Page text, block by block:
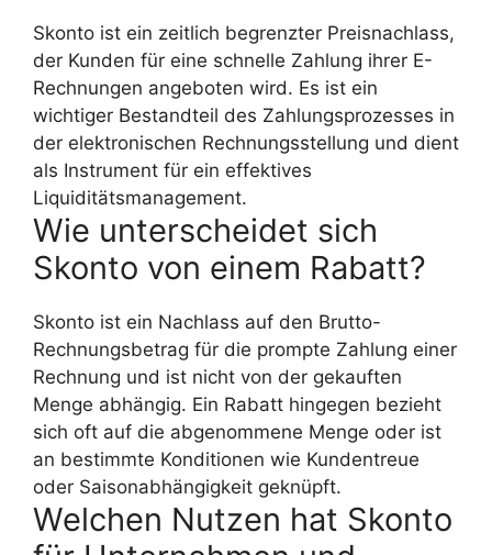
Skonto ist ein zeitlich begrenzter Preisnachlass,
der Kunden für eine schnelle Zahlung ihrer E-
Rechnungen angeboten wird. Es ist ein
wichtiger Bestandteil des Zahlungsprozesses in
der elektronischen Rechnungsstellung und dient
als Instrument für ein effektives
Liquiditätsmanagement.
Wie unterscheidet sich
Skonto von einem Rabatt?
Skonto ist ein Nachlass auf den Brutto-
Rechnungsbetrag für die prompte Zahlung einer
Rechnung und ist nicht von der gekauften
Menge abhängig. Ein Rabatt hingegen bezieht
sich oft auf die abgenommene Menge oder ist
an bestimmte Konditionen wie Kundentreue
oder Saisonabhängigkeit geknüpft.
Welchen Nutzen hat Skonto